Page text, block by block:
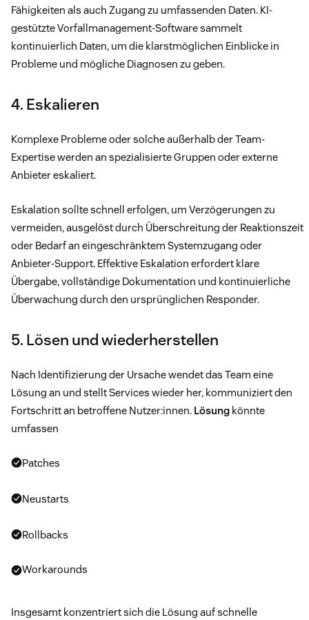
Fähigkeiten als auch Zugang zu umfassenden Daten. KI-
gestützte Vorfallmanagement-Software sammelt
kontinuierlich Daten, um die klarstmöglichen Einblicke in
Probleme und mögliche Diagnosen zu geben.
4. Eskalieren
Komplexe Probleme oder solche außerhalb der Team-
Expertise werden an spezialisierte Gruppen oder externe
Anbieter eskaliert.
Eskalation sollte schnell erfolgen, um Verzögerungen zu
vermeiden, ausgelöst durch Überschreitung der Reaktionszeit
oder Bedarf an eingeschränktem Systemzugang oder
Anbieter-Support. Effektive Eskalation erfordert klare
Übergabe, vollständige Dokumentation und kontinuierliche
Überwachung durch den ursprünglichen Responder.
5. Lösen und wiederherstellen
Nach Identifizierung der Ursache wendet das Team eine
Lösung an und stellt Services wieder her, kommuniziert den
Fortschritt an betroffene Nutzer:innen. Lösung könnte
umfassen
Patches
Neustarts
Rollbacks
Workarounds
Insgesamt konzentriert sich die Lösung auf schnelle